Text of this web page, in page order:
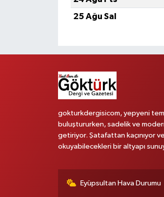
25 Ağu Sal
gokturkdergisicom, yepyeni
buluştururken, sadelik ve
getiriyor. Şatafattan kaçınıyor
okuyabilecekleri bir altyapı
Eyüpsultan Hava Durumu